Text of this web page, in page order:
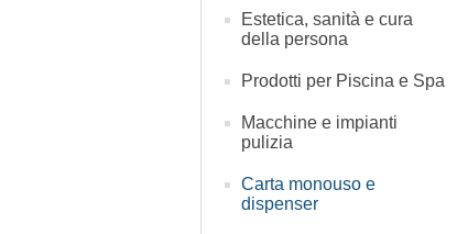
Estetica, sanità e cura
della persona
Prodotti per Piscina e Spa
Macchine e impianti
pulizia
Carta monouso e
dispenser